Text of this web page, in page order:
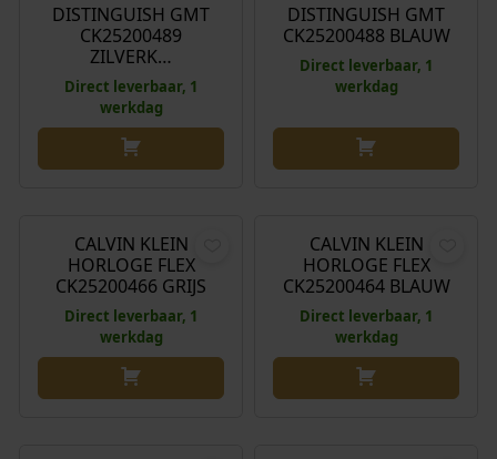
DISTINGUISH GMT
CK25200489
ZILVERK…
Direct leverbaar, 1
werkdag
DISTINGUISH GMT
CK25200488 BLAUW
Direct leverbaar, 1
werkdag
CALVIN KLEIN
HORLOGE FLEX
CK25200466 GRIJS
Direct leverbaar, 1
werkdag
CALVIN KLEIN
HORLOGE FLEX
CK25200464 BLAUW
Direct leverbaar, 1
werkdag